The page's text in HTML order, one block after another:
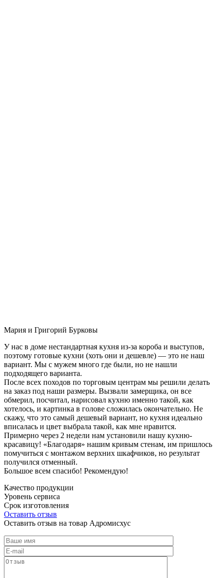
Мария и Григорий Бурковы
У нас в доме нестандартная кухня из-за короба и выступов,
поэтому готовые кухни (хоть они и дешевле) — это не наш
вариант. Мы с мужем много где были, но не нашли
подходящего варианта.
После всех походов по торговым центрам мы решили делать
на заказ под наши размеры. Вызвали замерщика, он все
обмерил, посчитал, нарисовал кухню именно такой, как
хотелось, и картинка в голове сложилась окончательно. Не
скажу, что это самый дешевый вариант, но кухня идеально
вписалась и цвет выбрала такой, как мне нравится.
Примерно через 2 недели нам установили нашу кухню-
красавицу! «Благодаря» нашим кривым стенам, им пришлось
помучиться с монтажом верхних шкафчиков, но результат
получился отменный.
Большое всем спасибо! Рекомендую!
Качество продукции
Уровень сервиса
Срок изготовления
Оставить отзыв
Оставить отзыв на товар Адромисхус